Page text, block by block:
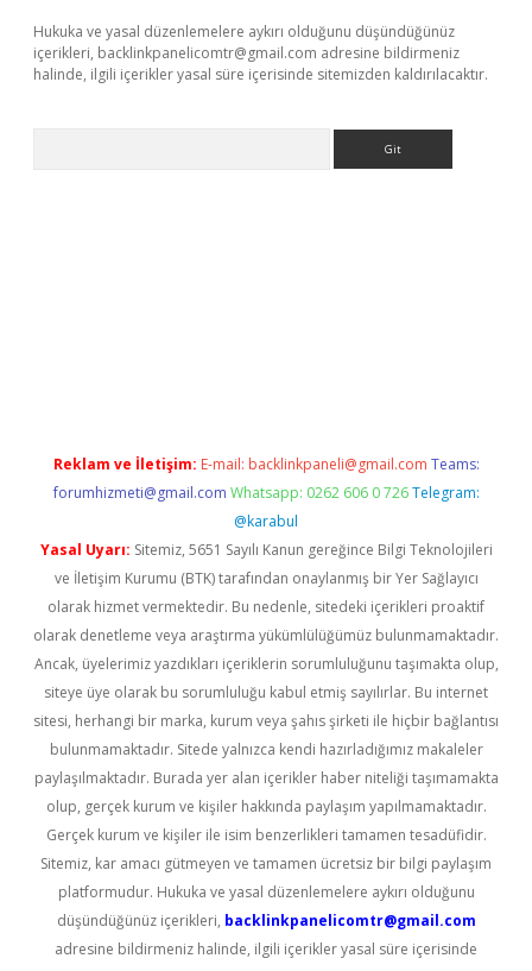
Hukuka ve yasal düzenlemelere aykırı olduğunu düşündüğünüz
içerikleri, backlinkpanelicomtr@gmail.com adresine bildirmeniz
halinde, ilgili içerikler yasal süre içerisinde sitemizden kaldırılacaktır.
Reklam ve İletişim: E-mail: backlinkpaneli@gmail.com Teams:
forumhizmeti@gmail.com Whatsapp: 0262 606 0 726 Telegram:
@karabul
Yasal Uyarı: Sitemiz, 5651 Sayılı Kanun gereğince Bilgi Teknolojileri
ve İletişim Kurumu (BTK) tarafından onaylanmış bir Yer Sağlayıcı
olarak hizmet vermektedir. Bu nedenle, sitedeki içerikleri proaktif
olarak denetleme veya araştırma yükümlülüğümüz bulunmamaktadır.
Ancak, üyelerimiz yazdıkları içeriklerin sorumluluğunu taşımakta olup,
siteye üye olarak bu sorumluluğu kabul etmiş sayılırlar. Bu internet
sitesi, herhangi bir marka, kurum veya şahıs şirketi ile hiçbir bağlantısı
bulunmamaktadır. Sitede yalnızca kendi hazırladığımız makaleler
paylaşılmaktadır. Burada yer alan içerikler haber niteliği taşımamakta
olup, gerçek kurum ve kişiler hakkında paylaşım yapılmamaktadır.
Gerçek kurum ve kişiler ile isim benzerlikleri tamamen tesadüfidir.
Sitemiz, kar amacı gütmeyen ve tamamen ücretsiz bir bilgi paylaşım
platformudur. Hukuka ve yasal düzenlemelere aykırı olduğunu
düşündüğünüz içerikleri, backlinkpanelicomtr@gmail.com
adresine bildirmeniz halinde, ilgili içerikler yasal süre içerisinde